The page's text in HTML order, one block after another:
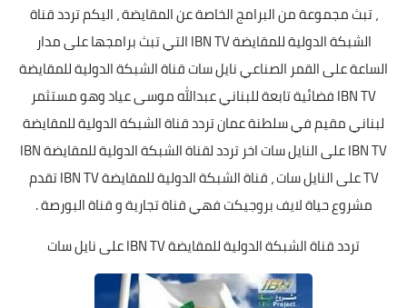
، تبث مجموعة من البرامج الخاصة عن المقايضة ، اليكم تردد قناة
الشبكة الدولية للمقايضة IBN TV التي تبث برامجها على مدار
الساعة على القمر الصناعي نايل سات قناة الشبكة الدولية للمقايضة
IBN TV فضائية تابعة للبناني عبدالله موسى عياد وهو مستثمر
لبناني مقيم في سلطنة عمان تردد قناة الشبكة الدولية للمقايضة
IBN TV على النايل سات اخر تردد لقناة الشبكة الدولية للمقايضة IBN
TV على النايل سات ، قناة الشبكة الدولية للمقايضة IBN TV تقدم
مشروع حياة لايف بروجيكت فهي قناة تجارية و قناة البورصة .
تردد قناة الشبكة الدولية للمقايضة IBN TV على نايل سات